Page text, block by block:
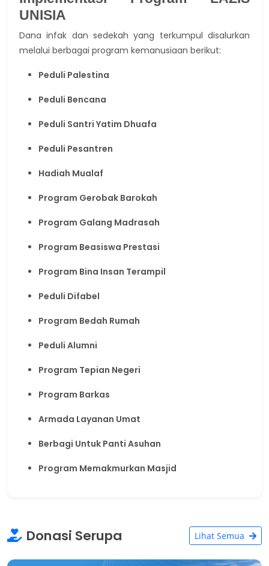
UNISIA
Dana infak dan sedekah yang terkumpul disalurkan
melalui berbagai program kemanusiaan berikut:
Peduli Palestina
Peduli Bencana
Peduli Santri Yatim Dhuafa
Peduli Pesantren
Hadiah Mualaf
Program Gerobak Barokah
Program Galang Madrasah
Program Beasiswa Prestasi
Program Bina Insan Terampil
Peduli Difabel
Program Bedah Rumah
Peduli Alumni
Program Tepian Negeri
Program Barkas
Armada Layanan Umat
Berbagi Untuk Panti Asuhan
Program Memakmurkan Masjid
Donasi Serupa Lihat Semua